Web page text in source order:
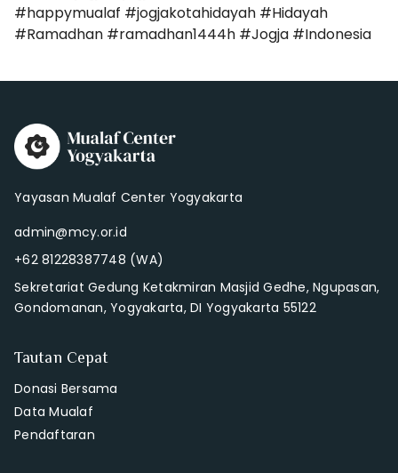
#happymualaf #jogjakotahidayah #Hidayah
#Ramadhan #ramadhan1444h #Jogja #Indonesia
Yayasan Mualaf Center Yogyakarta
admin@mcy.or.id
+62 81228387748 (WA)
Sekretariat Gedung Ketakmiran Masjid Gedhe, Ngupasan,
Gondomanan, Yogyakarta, DI Yogyakarta 55122
Tautan Cepat
Donasi Bersama
Data Mualaf
Pendaftaran